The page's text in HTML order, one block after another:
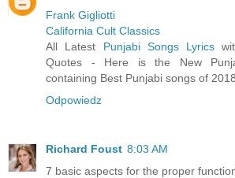
Frank Gigliotti
California Cult Classics
All Latest Punjabi Songs Lyrics
Quotes - Here is the New
containing Best Punjabi songs of 2018.
Odpowiedz
Richard Foust 8:03 AM
7 basic aspects for the proper